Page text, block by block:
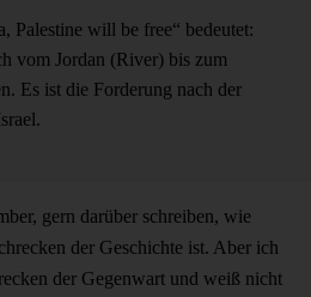
Palestine will be free“ bedeutet:
vom Jordan (River) bis zum
Es ist die Forderung nach der
gern darüber schreiben, wie
der Geschichte ist. Aber ich
der Gegenwart und weiß nicht